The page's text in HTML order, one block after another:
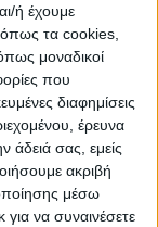
ή έχουμε
τα cookies,
μοναδικοί
που
διαφημίσεις
έρευνα
άδειά σας, εμείς
ακριβή
μέσω
να συναινέσετε
υποδομές
με